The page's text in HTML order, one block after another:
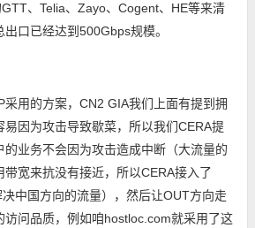
、Telia、Zayo、Cogent、HE等来清
口已经达到500Gbps规模。
采用的方案，CN2 GIA我们上面有提到拥
因为攻击导致歇菜，所以我们CERA提
业务不会因为攻击造成中断（大流量的
宽来抗没有接近，所以CERA接入了
中国方向的流量），然后让OUT方向走
访问品质，例如咱hostloc.com就采用了这